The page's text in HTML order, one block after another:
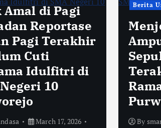
Amal di Pagi
Reportase
Pagi Terakhir
Cuti
Idulfitri di
10
March 17, 2026
Berita
By